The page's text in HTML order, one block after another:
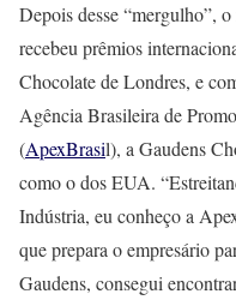
Depois desse “mergulho”,
recebeu prêmios
Chocolate de Londres, e
Agência Brasileira de
(ApexBrasil), a Gaudens
como o dos EUA.
Indústria, eu conheço a
que prepara o empresário
Gaudens, consegui